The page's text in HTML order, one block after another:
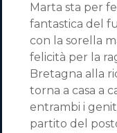
Marta sta per
fantastica del
con la sorella
felicità per la
Bretagna alla
torna a casa a
entrambi i
partito del